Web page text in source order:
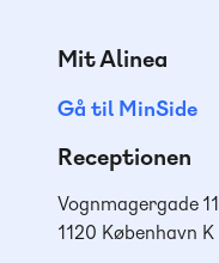
Mit Alinea
Gå til MinSide
Receptionen
Vognmagergade 11
1120 København K